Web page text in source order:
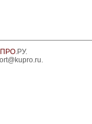
.РУ.
.